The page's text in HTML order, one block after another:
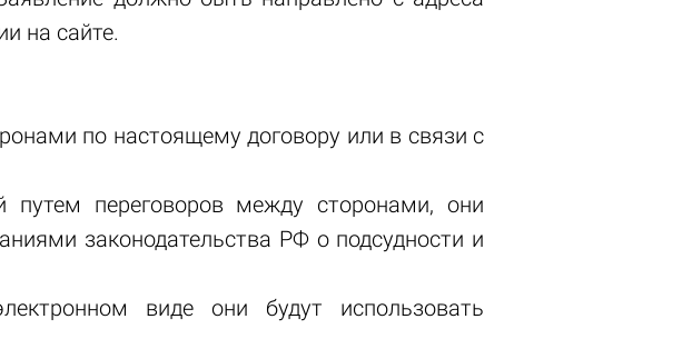
на сайте.
по настоящему договору или в связи с
путем переговоров между сторонами, они
законодательства РФ о подсудности и
виде они будут использовать